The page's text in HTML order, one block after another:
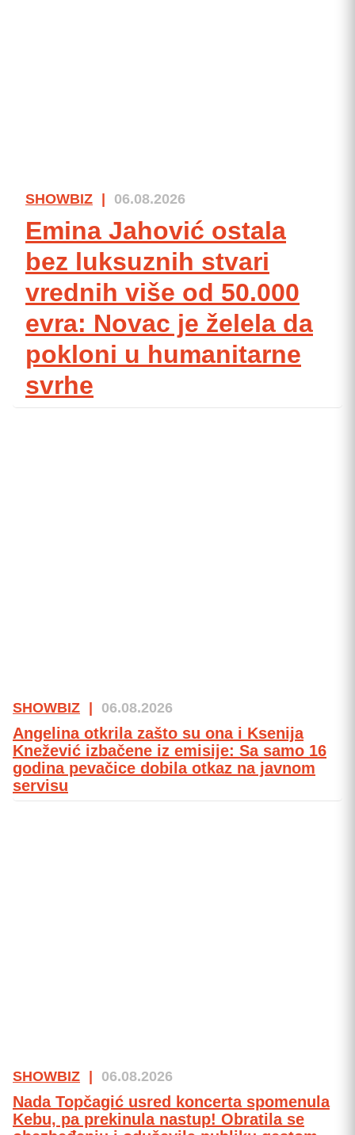
SHOWBIZ 06.08.2026
Emina Jahović ostala
bez luksuznih stvari
vrednih više od 50.000
evra: Novac je želela da
pokloni u humanitarne
svrhe
SHOWBIZ 06.08.2026
Angelina otkrila zašto su ona i Ksenija
Knežević izbačene iz emisije: Sa samo 16
godina pevačice dobila otkaz na javnom
servisu
SHOWBIZ | 06.08.2026
Nada Topčagić usred koncerta spomenula
Kebu, pa prekinula nastup! Obratila se